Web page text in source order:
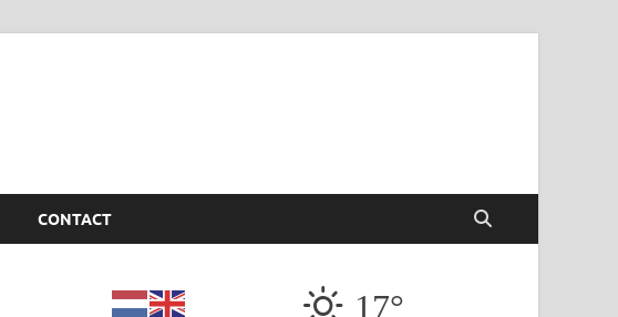
CONTACT
17°